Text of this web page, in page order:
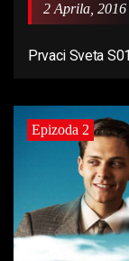
2 Aprila, 2016
Prvaci Sveta
Epizoda 2